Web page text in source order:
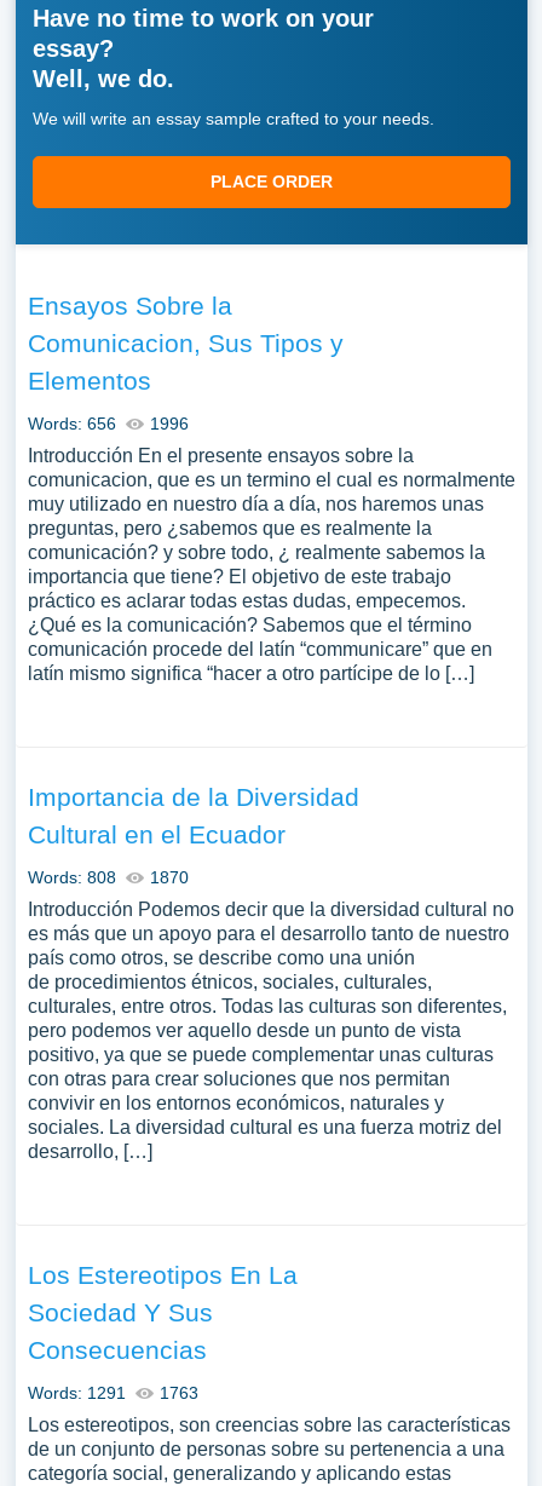
Have no time to work on your
essay?
Well, we do.
We will write an essay sample crafted to your needs.
PLACE ORDER
Ensayos Sobre la
Comunicacion, Sus Tipos y
Elementos
Words: 656 1996
Introducción En el presente ensayos sobre la
comunicacion, que es un termino el cual es normalmente
muy utilizado en nuestro día a día, nos haremos unas
preguntas, pero ¿sabemos que es realmente la
comunicación? y sobre todo, ¿ realmente sabemos la
importancia que tiene? El objetivo de este trabajo
práctico es aclarar todas estas dudas, empecemos.
¿Qué es la comunicación? Sabemos que el término
comunicación procede del latín “communicare” que en
latín mismo significa “hacer a otro partícipe de lo […]
Importancia de la Diversidad
Cultural en el Ecuador
Words: 808 1870
Introducción Podemos decir que la diversidad cultural no
es más que un apoyo para el desarrollo tanto de nuestro
país como otros, se describe como una unión
de procedimientos étnicos, sociales, culturales,
culturales, entre otros. Todas las culturas son diferentes,
pero podemos ver aquello desde un punto de vista
positivo, ya que se puede complementar unas culturas
con otras para crear soluciones que nos permitan
convivir en los entornos económicos, naturales y
sociales. La diversidad cultural es una fuerza motriz del
desarrollo, […]
Los Estereotipos En La
Sociedad Y Sus
Consecuencias
Words: 1291 1763
Los estereotipos, son creencias sobre las características
de un conjunto de personas sobre su pertenencia a una
categoría social, generalizando y aplicando estas